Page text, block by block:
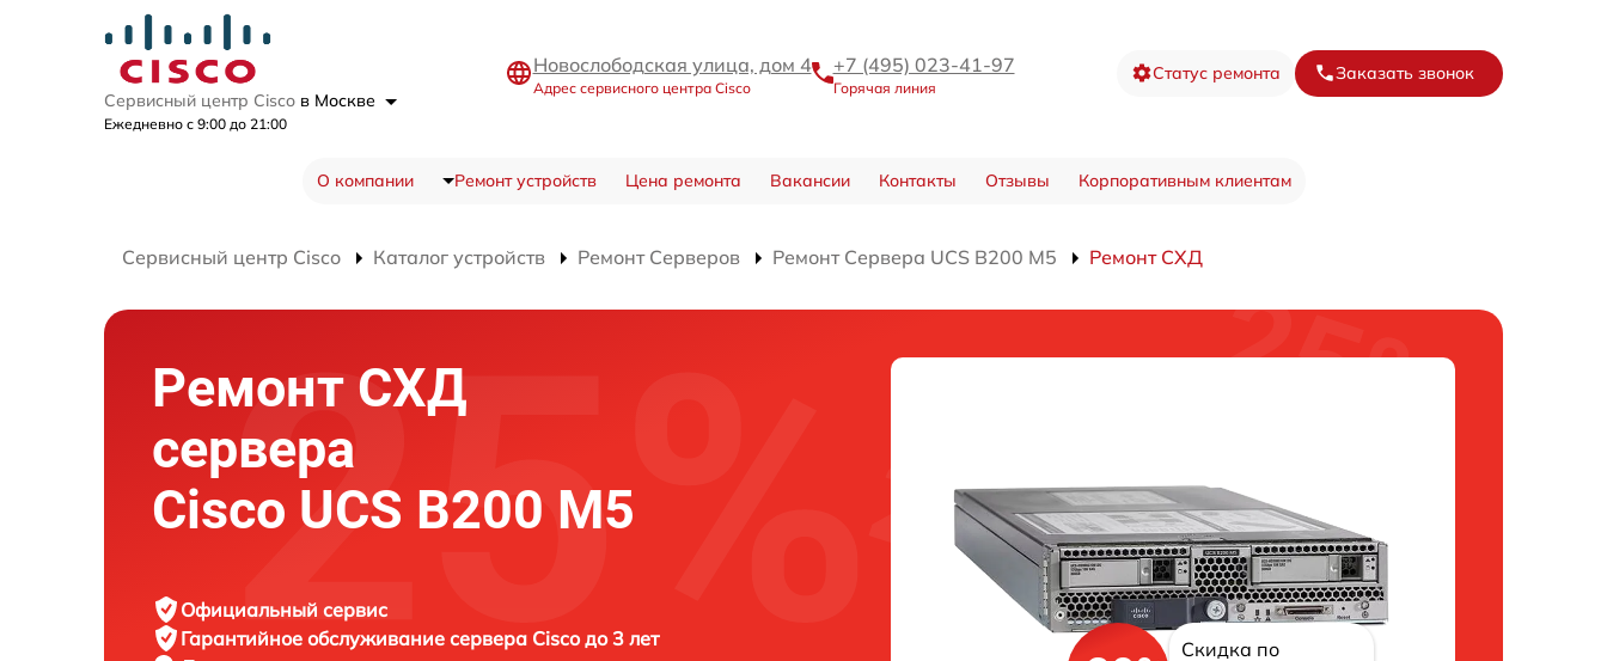
Сервисный центр Cisco в Москве
Ежедневно с 9:00 до 21:00
Новослободская улица, дом 4
Адрес сервисного центра Cisco
+7 (495) 023-41-97
Горячая линия
Статус ремонта Заказать звонок
О компании Ремонт устройств Цена ремонта Вакансии Контакты Отзывы Корпоративным клиентам
Сервисный центр Cisco Каталог устройств Ремонт Серверов Ремонт Сервера UCS B200 M5 Ремонт СХД
Ремонт СХД
сервера
Cisco UCS B200 M5
Официальный сервис
Гарантийное обслуживание сервера Cisco до 3 лет
Скидка по